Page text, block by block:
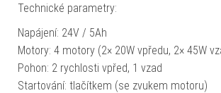
Technické parametry:
Napájení: 24V / 5Ah
Motory: 4 motory (2× 20W vpředu, 2× 45W
Pohon: 2 rychlosti vpřed, 1 vzad
Startování: tlačítkem (se zvukem motoru)